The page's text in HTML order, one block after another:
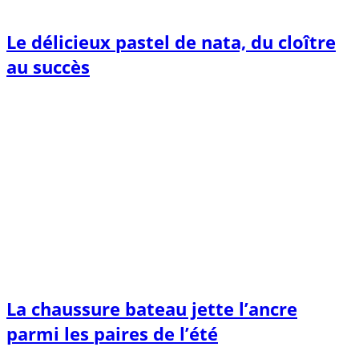
Le délicieux pastel de nata, du cloître
au succès
La chaussure bateau jette l’ancre
parmi les paires de l’été